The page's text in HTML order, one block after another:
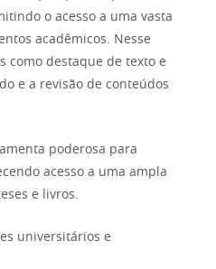
o acesso a uma vasta
acadêmicos. Nesse
como destaque de texto e
e a revisão de conteúdos
poderosa para
acesso a uma ampla
e livros.
universitários e